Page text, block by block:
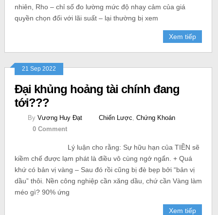
nhiên, Rho – chỉ số đo lường mức độ nhạy cảm của giá
quyền chọn đối với lãi suất – lại thường bị xem
Xem tiếp
21 Sep 2022
Đại khủng hoảng tài chính đang
tới???
By Vương Huy Đạt Chiến Lược Chứng Khoán
0 Comment
Lý luận cho rằng: Sự hữu hạn của TIỀN sẽ
kiềm chế được lạm phát là điều vô cùng ngớ ngẩn. + Quá
khứ có bản vị vàng – Sau đó rồi cũng bị đè bẹp bởi “bản vị
dầu” thôi. Nền công nghiệp cần xăng dầu, chứ cần Vàng làm
méo gì? 90% ứng
Xem tiếp